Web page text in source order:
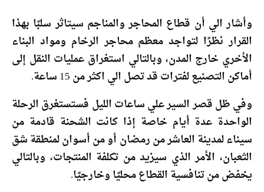
وأشار الي أن قطاع المحاجر والمناجم سيتاثر سلبًا بهذا
القرار نظرًا لتواجد معظم محاجر الرخام ومواد البناء
الأخري خارج المدن، وبالتالي استغراق عمليات النقل إلى
أماكن التصنيع لفترات قد تصل الي اكثر من 15 ساعة.
وفي ظل قصر السير علي ساعات الليل فستستغرق الرحلة
الواحدة عدة أيام خاصة إذا كانت الشحنة قادمة من
سيناء لمدينة العاشر من رمضان أو من أسوان لمنطقة شق
الثعبان، الأمر الذي سيزيد من تكلفة المنتجات، وبالتالي
يخفض من تنافسية القطاع محليًا وخارجيًا.